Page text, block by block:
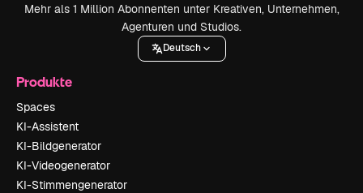
Mehr als 1 Million Abonnenten unter Kreativen, Unternehmen,
Agenturen und Studios.
Deutsch
Produkte
Spaces
KI-Assistent
KI-Bildgenerator
KI-Videogenerator
KI-Stimmengenerator